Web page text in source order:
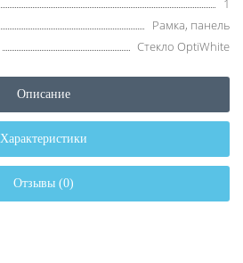
1
Рамка, панель
Стекло OptiWhite
Описание
Характеристики
Отзывы (0)